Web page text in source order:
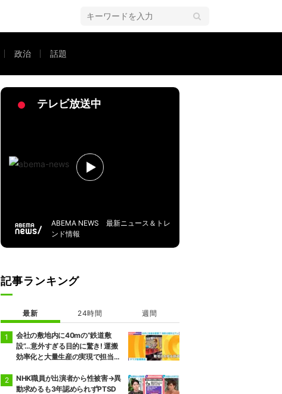
政治 話題
テレビ放送中
ABEMA NEWS 最新ニュース＆トレ
ンド情報
記事ランキング
最新 24時間 週間
会社の敷地内に40mの“鉄道敷
設”…意外すぎる目的に驚き! 運搬
効率化と大量生産の実現で担当者
NHK職員が出演者から性被害→異
動求めるも3年認められずPTSD